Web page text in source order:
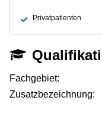
Privatpatienten
Fachgebiet:
Zusatzbezeichnung: